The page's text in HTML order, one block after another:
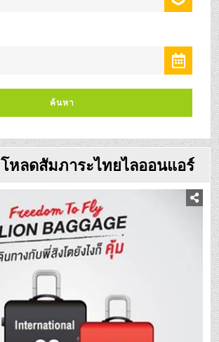
โหลดสัมภาระไทยไลออนแอร์